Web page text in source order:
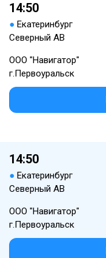
14:50
● Екатеринбург
Северный АВ
ООО "Навигатор"
г.Первоуральск
14:50
● Екатеринбург
Северный АВ
ООО "Навигатор"
г.Первоуральск